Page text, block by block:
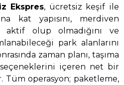
Ekspres, ücretsiz keşif ile
kat yapısını, merdiven
aktif olup olmadığını ve
park alanlarını
zaman planı, taşıma
içeren net bir
Tüm operasyon; paketleme,